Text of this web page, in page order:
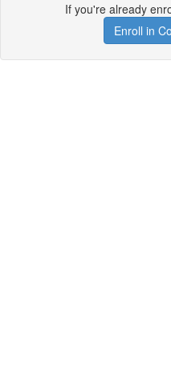
If you're already
Enroll in